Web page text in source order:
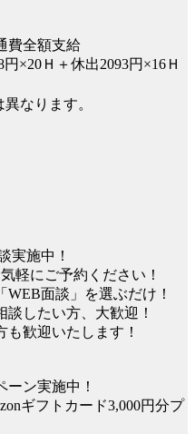
費全額支給
×20Ｈ＋休出2093円×16Ｈ
なります。
実施中！
軽にご予約ください！
面談」を選ぶだけ！
したい方、大歓迎！
歓迎いたします！
ン実施中！
ギフトカード3,000円分プ